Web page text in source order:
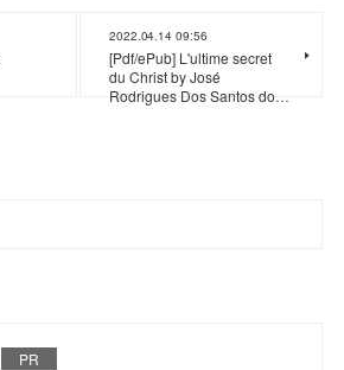
2022.04.14 09:56
[Pdf/ePub] L'ultime secret
du Christ by José
Rodrigues Dos Santos do…
PR